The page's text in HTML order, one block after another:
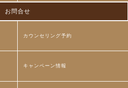
お問合せ
カウンセリング予約
キャンペーン情報